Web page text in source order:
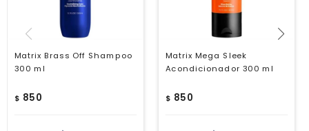
Matrix Brass Off Shampoo
300 ml
$ 850
Matrix Mega Sleek
Acondicionador 300 ml
$ 850